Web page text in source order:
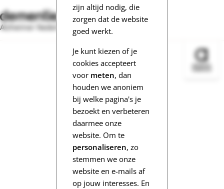
zijn altijd nodig, die
zorgen dat de website
goed werkt.
Je kunt kiezen of je
cookies accepteert
voor meten, dan
houden we anoniem
bij welke pagina's je
bezoekt en verbeteren
daarmee onze
website. Om te
personaliseren, zo
stemmen we onze
website en e-mails af
op jouw interesses. En
Alzheimer Nederland